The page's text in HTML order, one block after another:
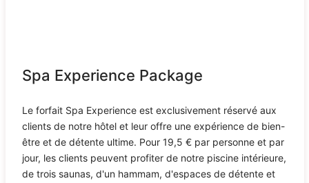
Spa Experience Package
Le forfait Spa Experience est exclusivement réservé aux
clients de notre hôtel et leur offre une expérience de bien-
être et de détente ultime. Pour 19,5 € par personne et par
jour, les clients peuvent profiter de notre piscine intérieure,
de trois saunas, d'un hammam, d'espaces de détente et